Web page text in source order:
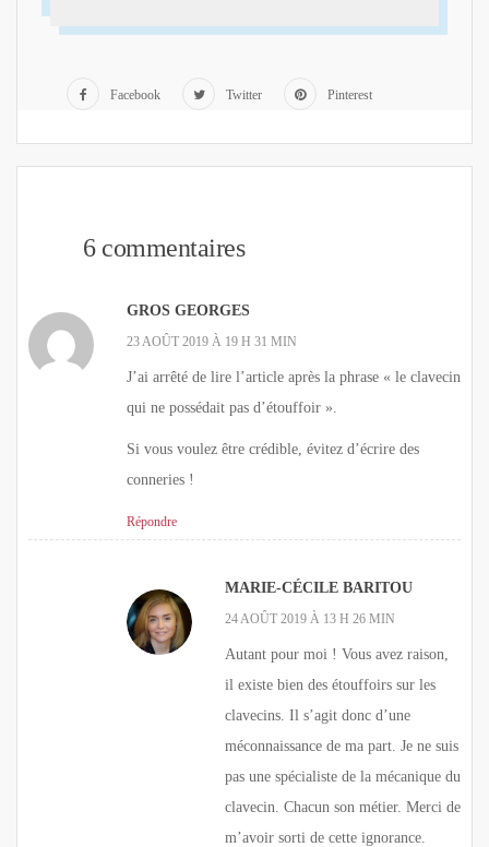
Facebook Twitter Pinterest
6 commentaires
GROS GEORGES
23 AOÛT 2019 À 19 H 31 MIN
J’ai arrêté de lire l’article après la phrase « le clavecin
qui ne possédait pas d’étouffoir ».
Si vous voulez être crédible, évitez d’écrire des
conneries !
Répondre
MARIE-CÉCILE BARITOU
24 AOÛT 2019 À 13 H 26 MIN
Autant pour moi ! Vous avez raison,
il existe bien des étouffoirs sur les
clavecins. Il s’agit donc d’une
méconnaissance de ma part. Je ne suis
pas une spécialiste de la mécanique du
clavecin. Chacun son métier. Merci de
m’avoir sorti de cette ignorance.